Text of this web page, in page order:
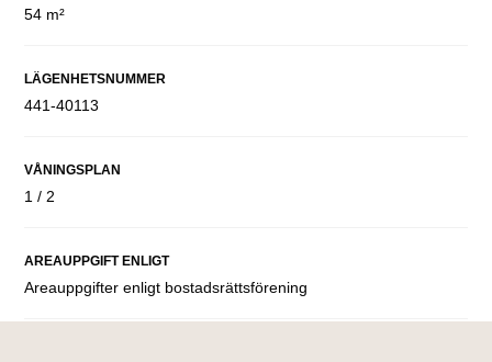
54 m²
LÄGENHETSNUMMER
441-40113
VÅNINGSPLAN
1 / 2
AREAUPPGIFT ENLIGT
Areauppgifter enligt bostadsrättsförening